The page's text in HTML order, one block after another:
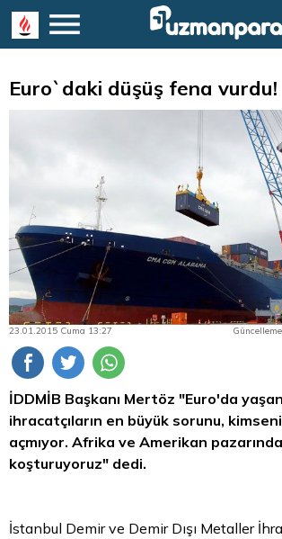
Euro`daki düşüş fena vurdu!
23.01.2015 Cuma 13:27
İDDMİB Başkanı Mertöz "Euro'da
ihracatçıların en büyük sorunu,
açmıyor. Afrika ve Amerikan
koşturuyoruz" dedi.
İstanbul Demir ve Demir Dışı Metaller